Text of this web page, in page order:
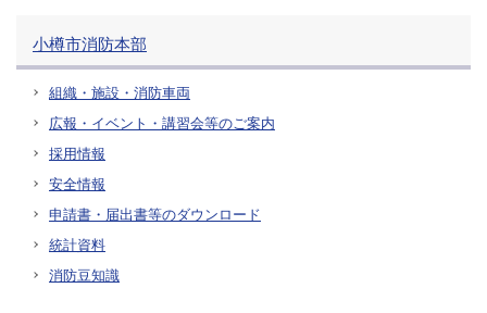
小樽市消防本部
組織・施設・消防車両
広報・イベント・講習会等のご案内
採用情報
安全情報
申請書・届出書等のダウンロード
統計資料
消防豆知識